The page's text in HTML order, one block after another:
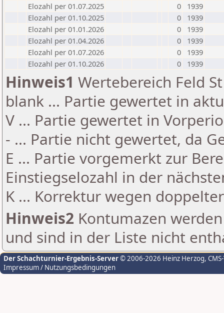
Elozahl per 01.07.2025
0
1939
Elozahl per 01.10.2025
0
1939
Elozahl per 01.01.2026
0
1939
Elozahl per 01.04.2026
0
1939
Elozahl per 01.07.2026
0
1939
Elozahl per 01.10.2026
0 1939
Hinweis1 Wertebereich Feld
blank ... Partie gewertet in
V ... Partie gewertet in
- ... Partie nicht gewertet, da
E ... Partie vorgemerkt zur
Einstiegselozahl in der
K ... Korrektur wegen
Hinweis2 Kontumazen
und sind in der Liste nicht
Der Schachturnier-Ergebnis-Server© 2006-2026 Heinz Herzog,
Impressum / Nutzungsbedingungen